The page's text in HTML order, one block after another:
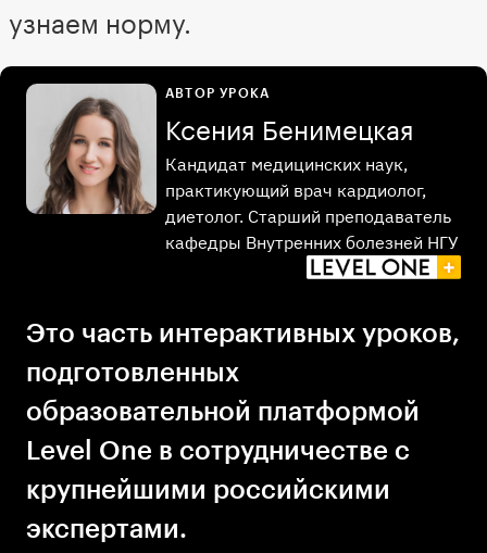
узнаем норму.
Это часть интерактивных уроков,
подготовленных
образовательной платформой
Level One в сотрудничестве с
крупнейшими российскими
экспертами.
АВТОР УРОКА
Ксения Бенимецкая
Кандидат медицинских наук,
практикующий врач кардиолог,
диетолог. Старший преподаватель
кафедры Внутренних болезней НГУ